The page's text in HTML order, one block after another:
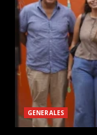
GENERALES